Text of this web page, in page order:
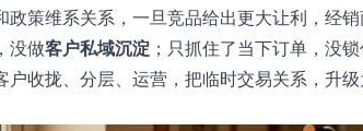
政策维系关系，一旦竞品给出更大让利，经
没做客户私域沉淀；只抓住了当下订单，没
收拢、分层、运营，把临时交易关系，升